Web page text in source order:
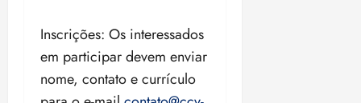
Inscrições: Os interessados
em participar devem enviar
nome, contato e currículo